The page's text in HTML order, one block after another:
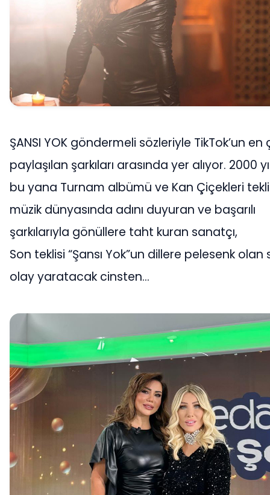
ŞANSI YOK göndermeli sözleriyle TikTok’un en
paylaşılan şarkıları arasında yer alıyor. 2000
bu yana Turnam albümü ve Kan Çiçekleri
müzik dünyasında adını duyuran ve başarılı
şarkılarıyla gönüllere taht kuran sanatçı,
Son teklisi “Şansı Yok”un dillere pelesenk olan
olay yaratacak cinsten…